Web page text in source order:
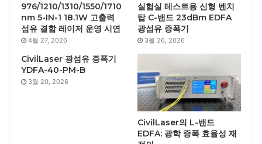
976/1210/1310/1550/1710
nm 5-IN-1 18.1W 고출력
섬유 결합 레이저 운영 시연
4월 27, 2026
실험실 테스트용 신형 벤치
탑 C-밴드 23dBm EDFA
광섬유 증폭기
3월 26, 2026
CivilLaser 광섬유 증폭기
YDFA-40-PM-B
3월 20, 2026
CivilLaser의 L-밴드
EDFA: 광학 증폭 효율성 재